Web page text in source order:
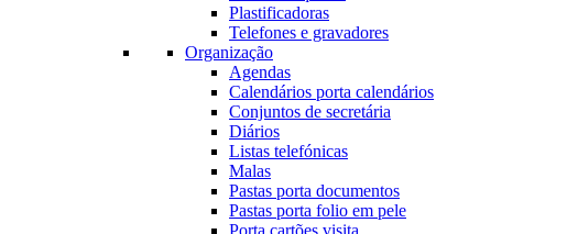
Plastificadoras
Telefones e gravadores
Organização
Agendas
Calendários porta calendários
Conjuntos de secretária
Diários
Listas telefónicas
Malas
Pastas porta documentos
Pastas porta folio em pele
Porta cartões visita